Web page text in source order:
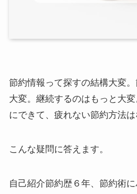
節約情報って探すの結構大変
大変。継続するのはもっと大
にできて、疲れない節約方法は
こんな疑問に答えます。
自己紹介節約歴６年、節約術